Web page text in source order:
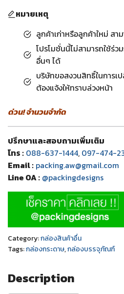
หมายเหตุ
ลูกค้าเก่าหรือลูกค้าใหม่ สา
โปรโมชั่นนี้ไม่สามารถใช้ร่
อื่นๆ ได้
บริษัทขอสงวนสิทธิ์ในการเ
ต้องแจ้งให้ทราบล่วงหน้า
ด่วน! จำนวนจำกัด
ปรึกษาและสอบถามเพิ่มเติม
โทร : 088-637-1444, 097-474-
Email : packing.aw@gmail.com
Line OA : @packingdesigns
Category:กล่องสินค้าอื่น
Tags:กล่องกระดาษ,กล่องบรรจุภัณฑ์
Description